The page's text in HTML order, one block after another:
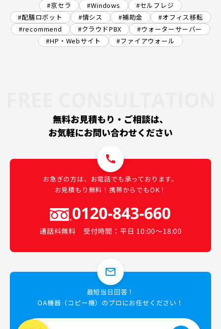
#京セラ
#Windows
#セルフレジ
#配膳ロボット
#情シス #補助金
#オフィス移転
#recommend
#クラウドPBX
#ウォーターサーバー
#HP・Webサイト
#ファイアウォール
無料お見積もり・ご相談は、
お気軽にお問い合わせください
call
お急ぎの方は、お電話でも承っております。
お見積もり無料！携帯からでもOK！
0120-843-660
通話料無料 受付時間：平日 10:00〜18:00
mail_outline
最短当日回答！
OA機器（コピー機）のプロにお任せください！